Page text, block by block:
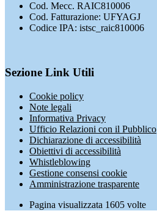
Cod. Mecc. RAIC810006
Cod. Fatturazione: UFYAGJ
Codice IPA: istsc_raic810006
Sezione Link Utili
Cookie policy
Note legali
Informativa Privacy
Ufficio Relazioni con il Pubblico
Dichiarazione di accessibilità
Obiettivi di accessibilità
Whistleblowing
Gestione consensi cookie
Amministrazione trasparente
Pagina visualizzata 1605 volte